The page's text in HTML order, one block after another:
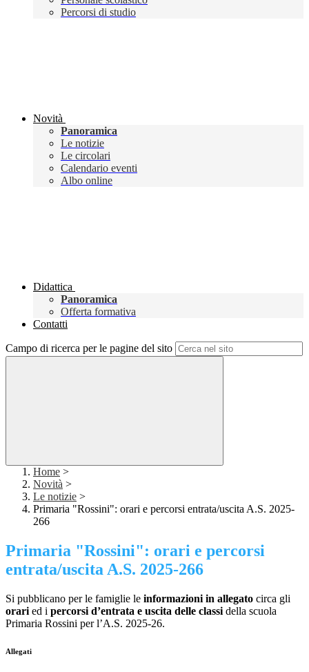
Percorsi di studio
Novità
Panoramica
Le notizie
Le circolari
Calendario eventi
Albo online
Didattica
Panoramica
Offerta formativa
Contatti
Campo di ricerca per le pagine del sito
Home >
Novità >
Le notizie >
Primaria "Rossini": orari e percorsi entrata/uscita A.S. 2025-
266
Primaria "Rossini": orari e percorsi
entrata/uscita A.S. 2025-266
Si pubblicano per le famiglie le informazioni in allegato circa gli
orari ed i percorsi d’entrata e uscita delle classi della scuola
Primaria Rossini per l’A.S. 2025-26.
Allegati